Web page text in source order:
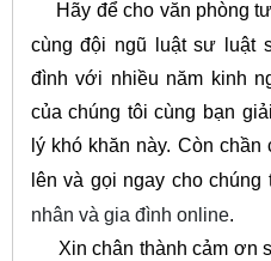
Hãy để cho văn phòng
cùng đội ngũ luật sư
uật
đình với nhiều năm kinh
của chúng tôi cùng bạn
lý khó khăn này. Còn
lên và gọi ngay cho chúng
nhân và gia đình online.
Xin chân thành cảm ơn